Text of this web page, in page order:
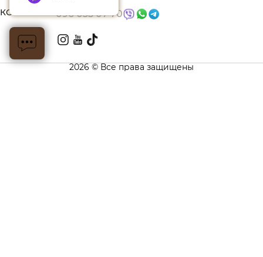
КОНТАКТЫ 096 035 07 70
2026 © Все права защищены